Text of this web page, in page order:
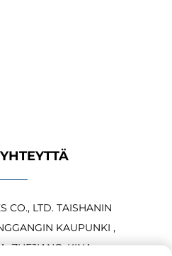
CO., LTD. TAISHANIN
KAUPUNKI ,
,ZHEJIANG ,KINA